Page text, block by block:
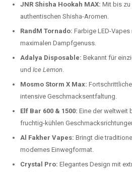
JNR Shisha Hookah MAX: Mit bis zu
authentischen Shisha-Aromen.
RandM Tornado: Farbige LED-
maximalen Dampfgenuss.
Adalya Disposable: Bekannt für
und Ice Lemon.
Mosmo Storm X Max:
intensive Geschmacksentfaltung.
Elf Bar 600 & 1500: Eine der weltweit
fruchtig-kühlen
Al Fakher Vapes: Bringt die
modernes Einwegformat.
Crystal Pro: Elegantes Design mit